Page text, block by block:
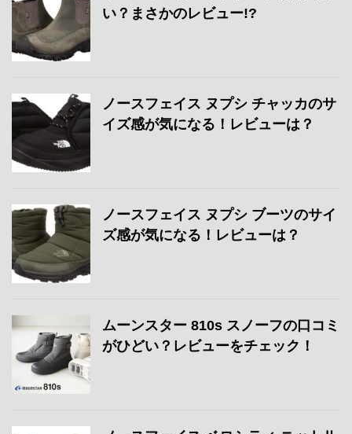
い？まさかのレビュー!?
ノースフェイス ヌプシ チャッカのサ
イズ感が気になる！レビューは？
ノースフェイス ヌプシ ブーツのサイ
ズ感が気になる！レビューは？
ムーンスター 810s スノーフの口コミ
がひどい？レビューをチェック！